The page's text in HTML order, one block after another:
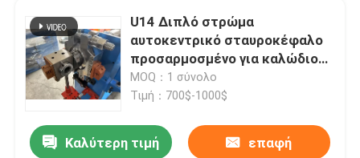
U14 Διπλό στρώμα
αυτοκεντρικό σταυροκέφαλο
προσαρμοσμένο για καλώδιο
PVC
MOQ：1 σύνολο
Τιμή：700$-1000$
Καλύτερη τιμή επαφή